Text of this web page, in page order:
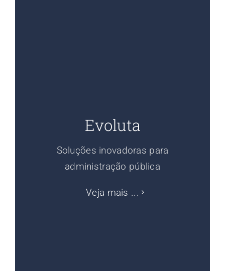
Evoluta
Soluções inovadoras para
administração pública
Veja mais ...